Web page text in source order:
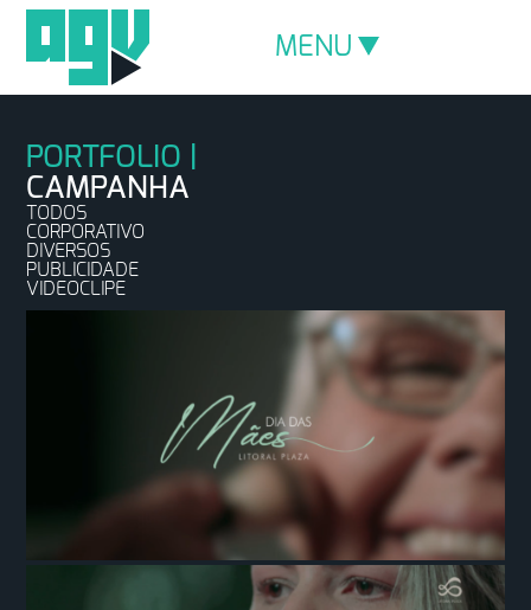
MENU
CAMPANHA
TODOS
CORPORATIVO
DIVERSOS
PUBLICIDADE
VIDEOCLIPE